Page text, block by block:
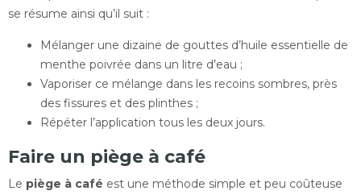
se résume ainsi qu’il suit :
Mélanger une dizaine de gouttes d’huile essentielle de
menthe poivrée dans un litre d’eau ;
Vaporiser ce mélange dans les recoins sombres, près
des fissures et des plinthes ;
Répéter l’application tous les deux jours.
Faire un piège à café
Le piège à café est une méthode simple et peu coûteuse